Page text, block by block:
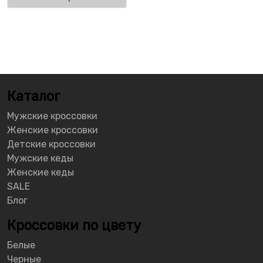
Каталог
Мужские кроссовки
Женские кроссовки
Детские кроссовки
Мужские кеды
Женские кеды
SALE
Блог
Кроссовки по цвету
Белые
Черные